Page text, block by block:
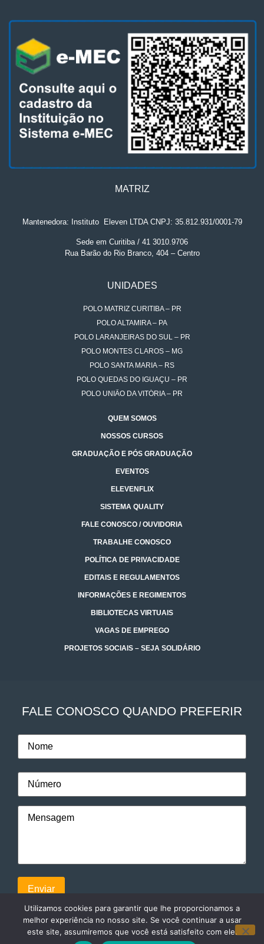
MATRIZ
Mantenedora: Instituto. Eleven LTDA CNPJ: 35.812.931/0001-79
Sede em Curitiba / 41 3010.9706
Rua Barão do Rio Branco, 404 – Centro
UNIDADES
POLO MATRIZ CURITIBA – PR
POLO ALTAMIRA – PA
POLO LARANJEIRAS DO SUL – PR
POLO MONTES CLAROS – MG
POLO SANTA MARIA – RS
POLO QUEDAS DO IGUAÇU – PR
POLO UNIÃO DA VITÓRIA – PR
QUEM SOMOS
NOSSOS CURSOS
GRADUAÇÃO E PÓS GRADUAÇÃO
EVENTOS
ELEVENFLIX
SISTEMA QUALITY
FALE CONOSCO / OUVIDORIA
TRABALHE CONOSCO
POLÍTICA DE PRIVACIDADE
EDITAIS E REGULAMENTOS
INFORMAÇÕES E REGIMENTOS
BIBLIOTECAS VIRTUAIS
VAGAS DE EMPREGO
PROJETOS SOCIAIS – SEJA SOLIDÁRIO
FALE CONOSCO QUANDO PREFERIR
Utilizamos cookies para garantir que lhe proporcionamos a
melhor experiência no nosso site. Se você continuar a usar
este site, assumiremos que você está satisfeito com ele.